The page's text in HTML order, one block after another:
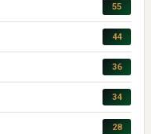
55
44
36
34
28